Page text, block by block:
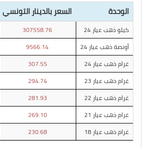
الوحدة السعر بالدينار التونسي
كيلو ذهب عيار 24 307558.76
أونصة ذهب عيار 24
9566.14
غرام ذهب عيار 24
307.55
غرام ذهب عيار 23
294.74
غرام ذهب عيار 22
281.93
غرام ذهب عيار 21
269.10
غرام ذهب عيار 18
230.68